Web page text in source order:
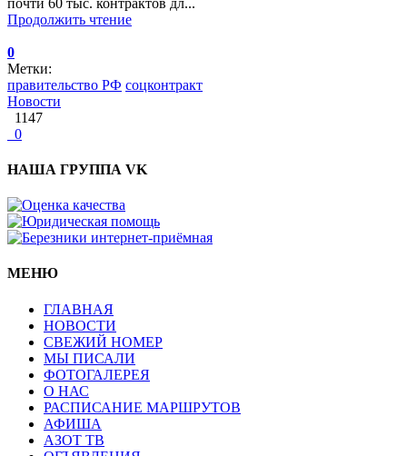
Продолжить чтение
0
Метки:
правительство РФ соцконтракт
Новости
1147
0
НАША ГРУППА VK
МЕНЮ
ГЛАВНАЯ
НОВОСТИ
СВЕЖИЙ НОМЕР
МЫ ПИСАЛИ
ФОТОГАЛЕРЕЯ
О НАС
РАСПИСАНИЕ МАРШРУТОВ
АФИША
АЗОТ ТВ